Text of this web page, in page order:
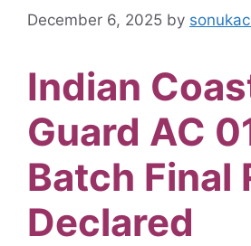
December 6, 2025 by
Indian
Guard AC
Batch Final
Declared